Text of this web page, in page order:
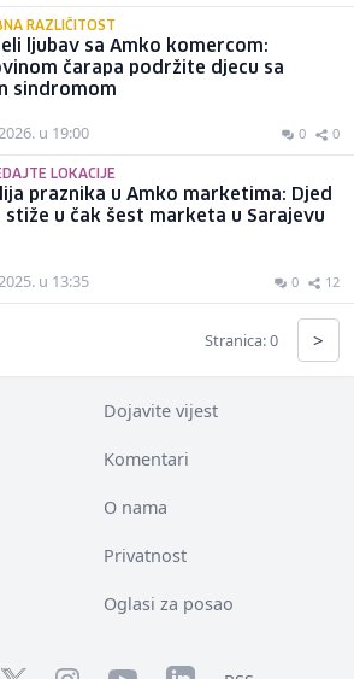
RAZLIČITOST
ljubav sa Amko komercom:
čarapa podržite djecu sa
sindromom
u 19:00 0 0
LOKACIJE
praznika u Amko marketima: Djed
stiže u čak šest marketa u Sarajevu
u 13:35 0 12
Stranica: 0 >
Dojavite vijest
Komentari
O nama
Privatnost
Oglasi za posao